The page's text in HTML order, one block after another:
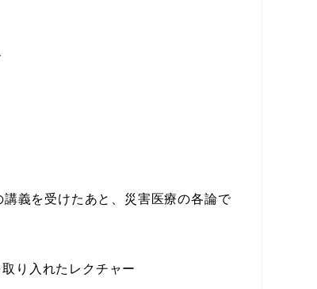
義を受けたあと、災害医療の各論で
り入れたレクチャー